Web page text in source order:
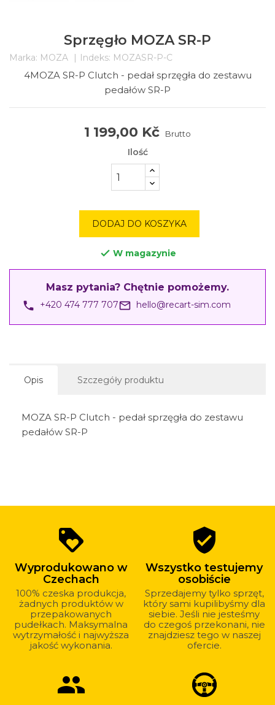
Sprzęgło MOZA SR-P
Marka: MOZA Indeks: MOZASR-P-C
4MOZA SR-P Clutch - pedał sprzęgła do zestawu
pedałów SR-P
1 199,00 Kč Brutto
Ilość
DODAJ DO KOSZYKA
 W magazynie
Masz pytania? Chętnie pomożemy.
phone +420 474 777 707mail_outline hello@recart-sim.com
Opis Szczegóły produktu
MOZA SR-P Clutch - pedał sprzęgła do zestawu
pedałów SR-P
Dlaczego
u
loyalty
Wyprodukowano w
Czechach
100% czeska produkcja,
żadnych produktów w
przepakowanych
pudełkach. Maksymalna
wytrzymałość i najwyższa
jakość wykonania.
verified_user
Wszystko testujemy
osobiście
Sprzedajemy tylko sprzęt,
który sami kupilibyśmy dla
siebie. Jeśli nie jesteśmy
do czegoś przekonani, nie
znajdziesz tego w naszej
ofercie.
group